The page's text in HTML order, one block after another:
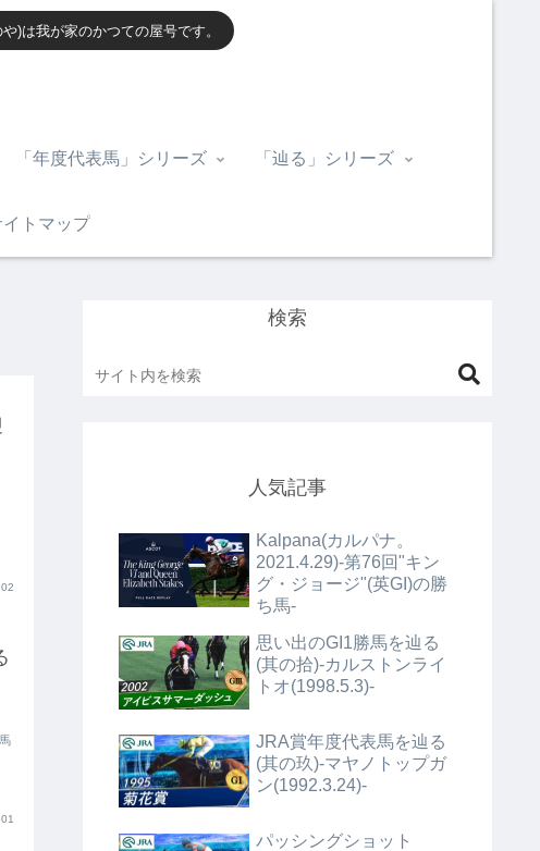
)は我が家のかつての屋号です。
「年度代表馬」シリーズ 「辿る」シリーズ
イトマップ
検索
人気記事
Kalpana(カルパナ。
2021.4.29)-第76回"キン
グ・ジョージ"(英GI)の勝
ち馬-
思い出のGI1勝馬を辿る
(其の拾)-カルストンライ
トオ(1998.5.3)-
JRA賞年度代表馬を辿る
(其の玖)-マヤノトップガ
ン(1992.3.24)-
パッシングショット